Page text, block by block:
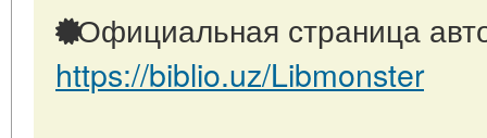
Официальная страница
https://biblio.uz/Libmonster